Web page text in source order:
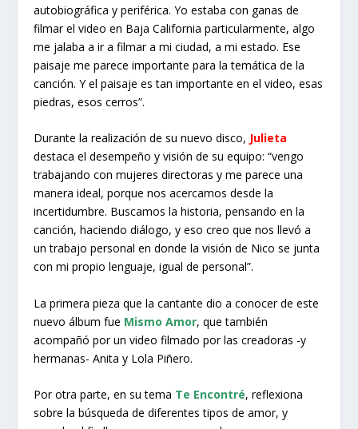
autobiográfica y periférica. Yo estaba con ganas de
filmar el video en Baja California particularmente, algo
me jalaba a ir a filmar a mi ciudad, a mi estado. Ese
paisaje me parece importante para la temática de la
canción. Y el paisaje es tan importante en el video, esas
piedras, esos cerros”.
Durante la realización de su nuevo disco, Julieta
destaca el desempeño y visión de su equipo: “vengo
trabajando con mujeres directoras y me parece una
manera ideal, porque nos acercamos desde la
incertidumbre. Buscamos la historia, pensando en la
canción, haciendo diálogo, y eso creo que nos llevó a
un trabajo personal en donde la visión de Nico se junta
con mi propio lenguaje, igual de personal”.
La primera pieza que la cantante dio a conocer de este
nuevo álbum fue Mismo Amor, que también
acompañó por un video filmado por las creadoras -y
hermanas- Anita y Lola Piñero.
Por otra parte, en su tema Te Encontré, reflexiona
sobre la búsqueda de diferentes tipos de amor, y